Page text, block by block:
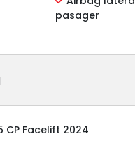
pasager
CP Facelift 2024